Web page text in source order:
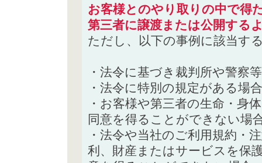
お客様とのやり取りの中で得
第三者に譲渡または公開する
ただし、以下の事例に該当す
・法令に基づき裁判所や警察
・法令に特別の規定がある場合
・お客様や第三者の生命・身
同意を得ることができない場
・法令や当社のご利用規約・
利、財産またはサービスを保